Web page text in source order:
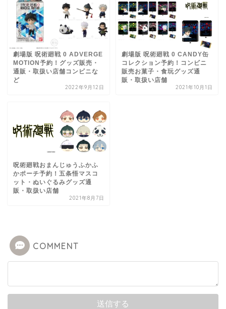
劇場版 呪術廻戦 0 ADVERGE
MOTION予約！グッズ販売・
通販・取扱い店舗コンビニな
ど
2022年9月12日
劇場版 呪術廻戦 0 CANDY缶
コレクション予約！コンビニ
販売お菓子・食玩グッズ通
販・取扱い店舗
2021年10月1日
呪術廻戦おまんじゅうふかふ
かポーチ予約！五条悟マスコ
ット・ぬいぐるみグッズ通
販・取扱い店舗
2021年8月7日
COMMENT